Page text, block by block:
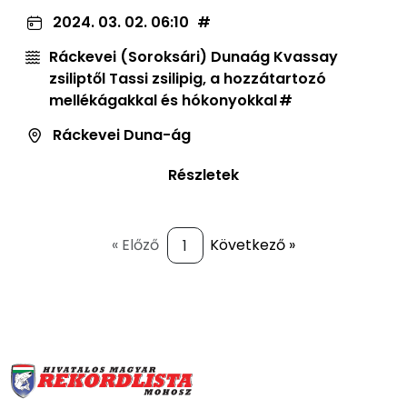
2024. 03. 02. 06:10
Ráckevei (Soroksári) Dunaág Kvassay
zsiliptől Tassi zsilipig, a hozzátartozó
mellékágakkal és hókonyokkal
Ráckevei Duna-ág
Részletek
« Előző Következő »